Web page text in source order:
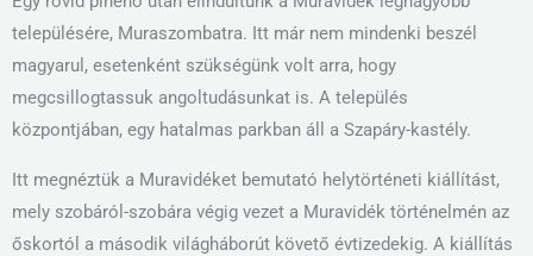
településére, Muraszombatra. Itt már nem mindenki beszél
magyarul, esetenként szükségünk volt arra, hogy
megcsillogtassuk angoltudásunkat is. A település
központjában, egy hatalmas parkban áll a Szapáry-kastély.
Itt megnéztük a Muravidéket bemutató helytörténeti kiállítást,
mely szobáról-szobára végig vezet a Muravidék történelmén az
őskortól a második világháborút követő évtizedekig. A kiállítás